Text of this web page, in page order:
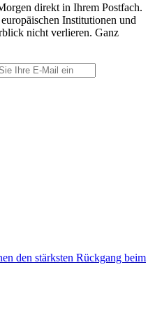
direkt in Ihrem Postfach.
Institutionen und
nicht verlieren. Ganz
den stärksten Rückgang beim